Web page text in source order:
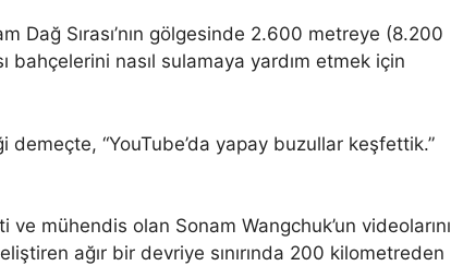
Dağ Sırası’nın gölgesinde 2.600 metreye (8.200
bahçelerini nasıl sulamaya yardım etmek için
demeçte, “YouTube’da yapay buzullar keşfettik.”
mühendis olan Sonam Wangchuk’un videolarını
ağır bir devriye sınırında 200 kilometreden